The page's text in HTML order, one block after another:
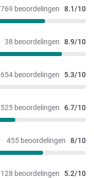
769 beoordelingen 8.1/10
38 beoordelingen 8.9/10
654 beoordelingen 5.3/10
525 beoordelingen 6.7/10
455 beoordelingen 8/10
128 beoordelingen 5.2/10